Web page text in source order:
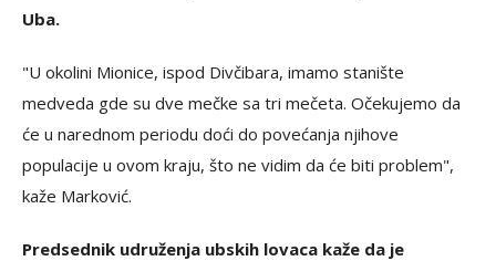
Uba.
"U okolini Mionice, ispod Divčibara, imamo stanište
medveda gde su dve mečke sa tri mečeta. Očekujemo da
će u narednom periodu doći do povećanja njihove
populacije u ovom kraju, što ne vidim da će biti problem",
kaže Marković.
Predsednik udruženja ubskih lovaca kaže da je